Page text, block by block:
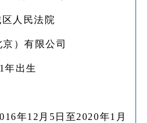
人民法院
）有限公司
年出生
年12月5日至2020年1月